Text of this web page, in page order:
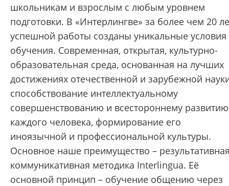
школьникам и взрослым с любым уровнем
подготовки. В «Интерлингве» за более чем 20
успешной работы созданы уникальные условия
обучения. Cовременная, открытая, культурно-
образовательная среда, основанная на лучших
достижениях отечественной и зарубежной
способствование интеллектуальному
совершенствованию и всестороннему развитию
каждого человека, формирование его
иноязычной и профессиональной культуры.
Основное наше преимущество –
коммуникативная методика Interlingua. Её
основной принцип – обучение общению через